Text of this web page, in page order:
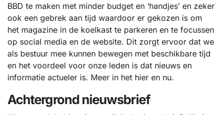
BBD te maken met minder budget en ‘handjes’ en zeker
ook een gebrek aan tijd waardoor er gekozen is om
het magazine in de koelkast te parkeren en te focussen
op social media en de website. Dit zorgt ervoor dat we
als bestuur mee kunnen bewegen met beschikbare tijd
en het voordeel voor onze leden is dat nieuws en
informatie actueler is. Meer in het hier en nu.
Achtergrond nieuwsbrief